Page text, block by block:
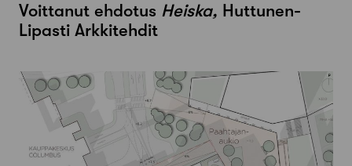
Voittanut ehdotus Heiska, Huttunen-
Lipasti Arkkitehdit